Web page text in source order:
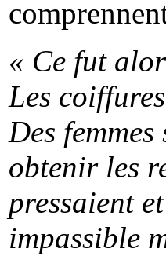
« Ce fut
Les
Des
obtenir les
pressaient
impassible